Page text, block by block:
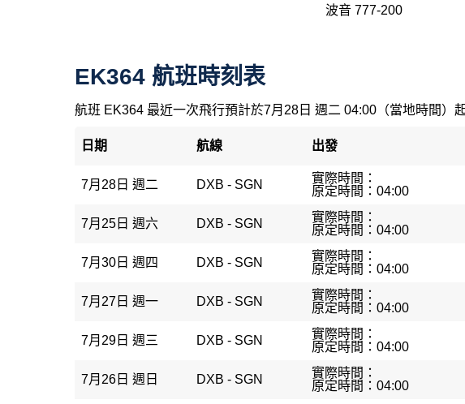
波音 777-200
EK364 航班時刻表
航班 EK364 最近一次飛行預計於7月28日 週二 04:00（當地時間）
日期 航線 出發
7月28日 週二 DXB - SGN
實際時間：
原定時間：04:00
7月25日 週六 DXB - SGN
實際時間：
原定時間：04:00
7月30日 週四 DXB - SGN
實際時間：
原定時間：04:00
7月27日 週一 DXB - SGN
實際時間：
原定時間：04:00
7月29日 週三 DXB - SGN
實際時間：
原定時間：04:00
7月26日 週日 DXB - SGN
實際時間：
原定時間：04:00